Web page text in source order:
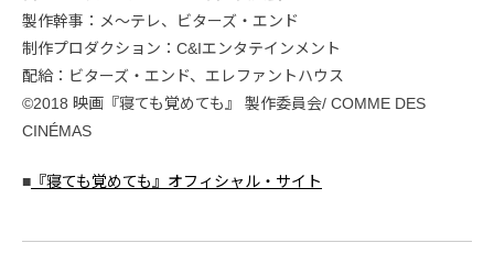
製作幹事：メ〜テレ、ビターズ・エンド
制作プロダクション：C&Iエンタテインメント
配給：ビターズ・エンド、エレファントハウス
©2018 映画『寝ても覚めても』 製作委員会/ COMME DES
CINÉMAS
■ 『寝ても覚めても』オフィシャル・サイト